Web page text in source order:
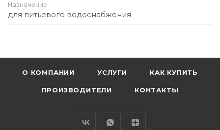
Назначение
для питьевого водоснабжения
О КОМПАНИИ УСЛУГИ КАК КУПИТЬ
ПРОИЗВОДИТЕЛИ КОНТАКТЫ